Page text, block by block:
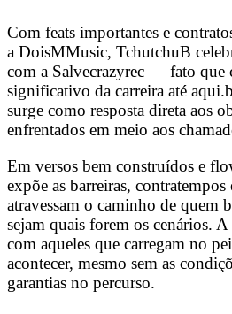
Com feats importantes e
a DoisMMusic, TchutchuB
com a Salvecrazyrec — fato que
significativo da carreira até
surge como resposta direta aos
enfrentados em meio aos
Em versos bem construídos e
expõe as barreiras, contratempos
atravessam o caminho de quem
sejam quais forem os cenários.
com aqueles que carregam no
acontecer, mesmo sem as
garantias no percurso.